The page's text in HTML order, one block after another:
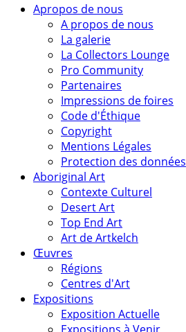
Apropos de nous
A propos de nous
La galerie
La Collectors Lounge
Pro Community
Partenaires
Impressions de foires
Code d'Éthique
Copyright
Mentions Légales
Protection des données
Aboriginal Art
Contexte Culturel
Desert Art
Top End Art
Art de Artkelch
Œuvres
Régions
Centres d'Art
Expositions
Exposition Actuelle
Expositions à Venir